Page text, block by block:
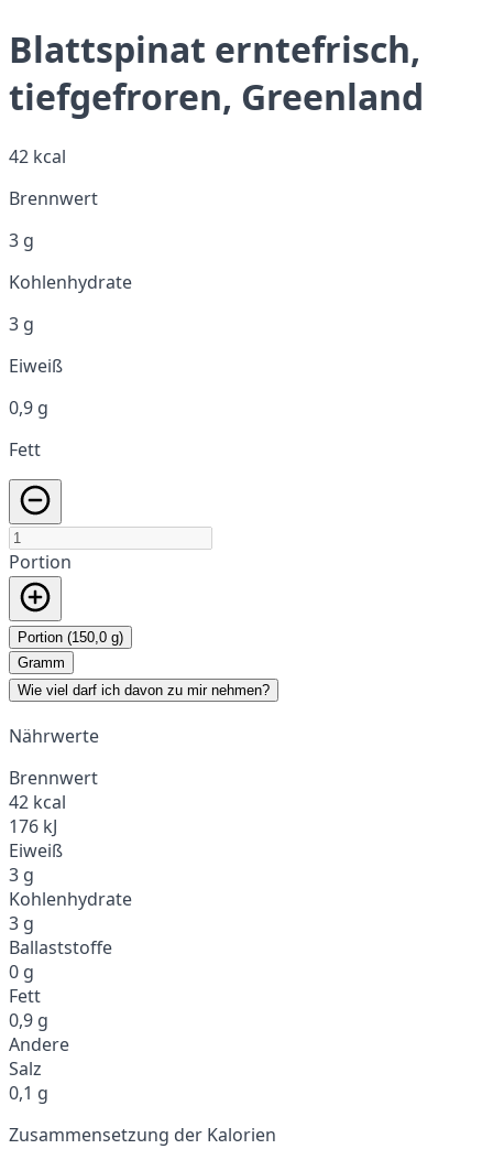
Blattspinat erntefrisch,
tiefgefroren, Greenland
42 kcal
Brennwert
3 g
Kohlenhydrate
3 g
Eiweiß
0,9 g
Fett
Portion
Portion (150,0 g)
Gramm
Wie viel darf ich davon zu mir nehmen?
Nährwerte
Brennwert
42 kcal
176 kJ
Eiweiß
3 g
Kohlenhydrate
3 g
Ballaststoffe
0 g
Fett
0,9 g
Andere
Salz
0,1 g
Zusammensetzung der Kalorien